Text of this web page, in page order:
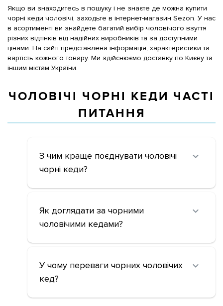
Якщо ви знаходитесь в пошуку і не знаєте де можна купити
чорні кеди чоловічі, заходьте в інтернет-магазин Sezon. У нас
в асортименті ви знайдете багатий вибір чоловічого взуття
різних відтінків від надійних виробників та за доступними
цінами. На сайті представлена інформація, характеристики та
вартість кожного товару. Ми здійснюємо доставку по Києву та
іншим містам України.
ЧОЛОВІЧІ ЧОРНІ КЕДИ ЧАСТІ
ПИТАННЯ
З чим краще поєднувати чоловічі
чорні кеди?
Як доглядати за чорними
чоловічими кедами?
У чому переваги чорних чоловічих
кед?